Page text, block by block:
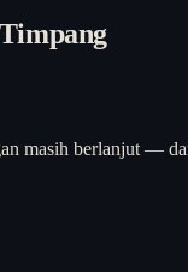
masih berlanjut —